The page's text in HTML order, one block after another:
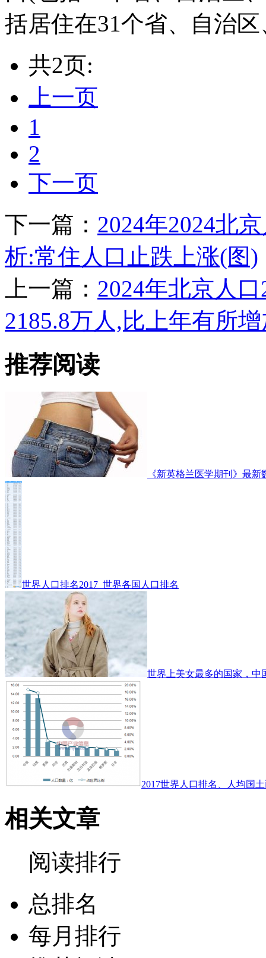
括居住在31个省、自治
共2页:
上一页
1
2
下一页
下一篇： 2024年2024北
析:常住人口止跌上涨(图)
上一篇： 2024年北京人
2185.8万人,比上年有所
推荐阅读
《新英格兰医学期刊》最
世界人口排名2017_世界各国人口排名
世界上美女最多的国家，中
2017世界人口排名、人均国
相关文章
阅读排行
总排名
每月排行